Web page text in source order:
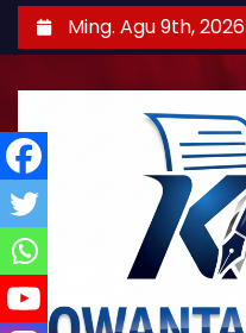
k
t
o
n
Ming. Agu 9th, 2026